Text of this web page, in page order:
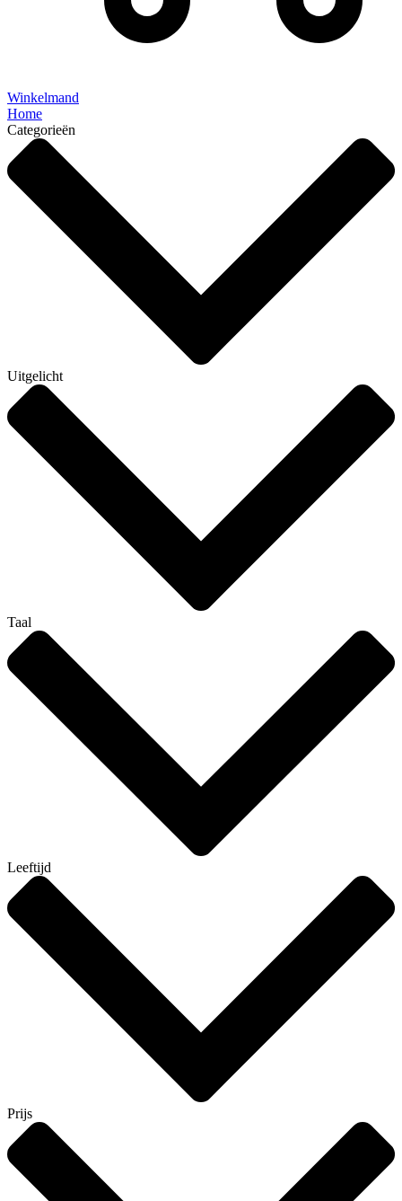
Winkelmand
Home
Categorieën
Uitgelicht
Taal
Leeftijd
Prijs